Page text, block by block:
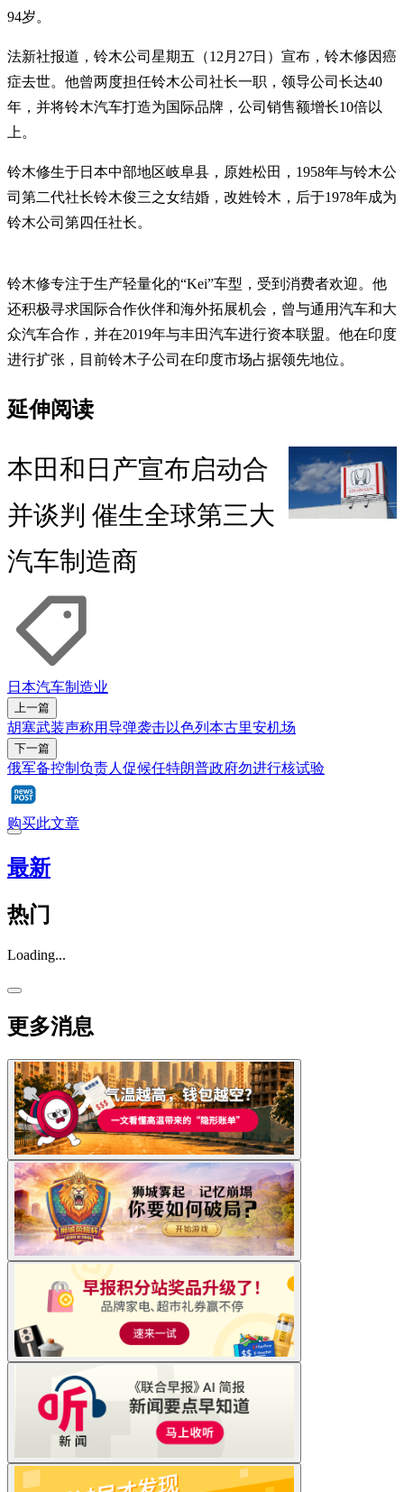
94岁。
法新社报道，铃木公司星期五（12月27日）宣布，铃木修因癌
症去世。他曾两度担任铃木公司社长一职，领导公司长达40
年，并将铃木汽车打造为国际品牌，公司销售额增长10倍以
上。
铃木修生于日本中部地区岐阜县，原姓松田，1958年与铃木公
司第二代社长铃木俊三之女结婚，改姓铃木，后于1978年成为
铃木公司第四任社长。
铃木修专注于生产轻量化的“Kei”车型，受到消费者欢迎。他
还积极寻求国际合作伙伴和海外拓展机会，曾与通用汽车和大
众汽车合作，并在2019年与丰田汽车进行资本联盟。他在印度
进行扩张，目前铃木子公司在印度市场占据领先地位。
延伸阅读
本田和日产宣布启动合
并谈判 催生全球第三大
汽车制造商
日本汽车制造业
上一篇
胡塞武装声称用导弹袭击以色列本古里安机场
下一篇
俄军备控制负责人促候任特朗普政府勿进行核试验
购买此文章
最新
热门
Loading...
更多消息